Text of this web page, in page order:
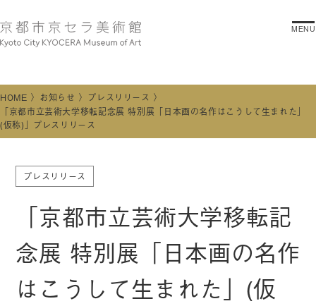
MENU
HOME お知らせ
プレスリリース
「京都市立芸術大学移転記念展 特別展「日本画の名作はこうして生まれた」
(仮称)」プレスリリース
プレスリリース
「京都市立芸術大学移転記
念展 特別展「日本画の名作
はこうして生まれた」(仮